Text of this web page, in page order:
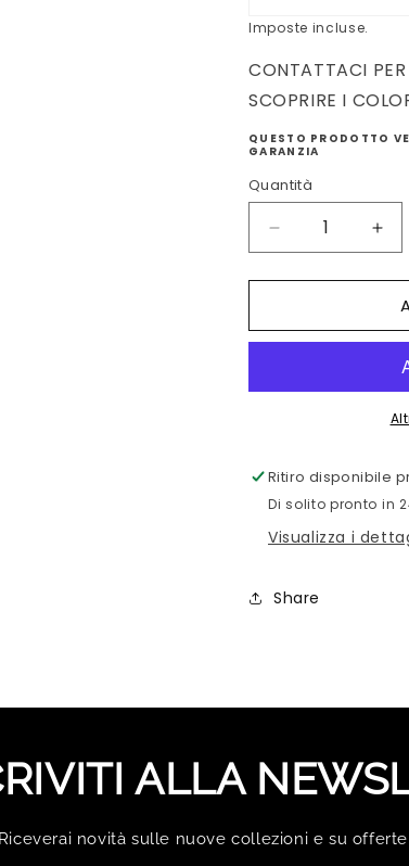
Imposte incluse.
CONTATTACI PER
SCOPRIRE I
QUESTO PRODOTTO
GARANZIA
Quantità
Diminuisci
quantità
per
DONNA
PICCOLI
per
Ritiro disponibile
Di solito pronto in
Visualizza i
Share
ALLA
novità sulle nuove collezioni e su